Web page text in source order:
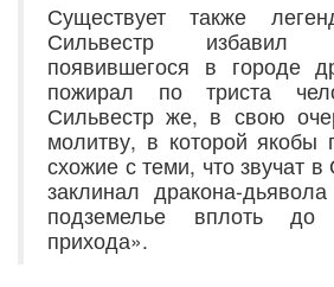
Существует также
Сильвестр
появившегося в городе
пожирал по триста
Сильвестр же, в свою
молитву, в которой якобы
схожие с теми, что звучат
заклинал дракона-
подземелье вплоть до
прихода».